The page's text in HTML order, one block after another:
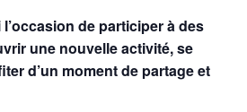
de participer à des
une nouvelle activité, se
d’un moment de partage et